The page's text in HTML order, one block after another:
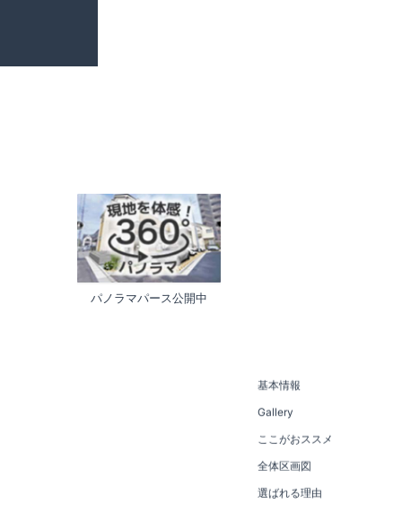
パノラマパース公開中
基本情報
Gallery
ここがおススメ
全体区画図
選ばれる理由